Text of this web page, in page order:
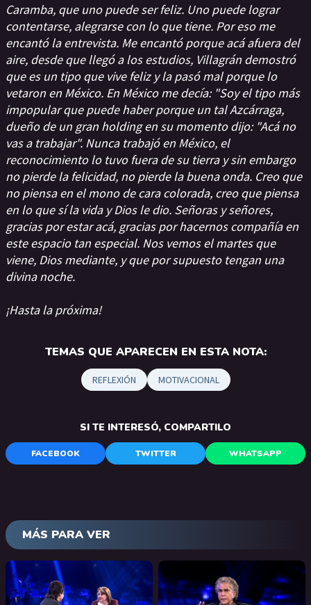
Caramba, que uno puede ser feliz. Uno puede lograr
contentarse, alegrarse con lo que tiene. Por eso me
encantó la entrevista. Me encantó porque acá afuera del
aire, desde que llegó a los estudios, Villagrán demostró
que es un tipo que vive feliz y la pasó mal porque lo
vetaron en México. En México me decía: "Soy el tipo más
impopular que puede haber porque un tal Azcárraga,
dueño de un gran holding en su momento dijo: "Acá no
vas a trabajar". Nunca trabajó en México, el
reconocimiento lo tuvo fuera de su tierra y sin embargo
no pierde la felicidad, no pierde la buena onda. Creo que
no piensa en el mono de cara colorada, creo que piensa
en lo que sí la vida y Dios le dio. Señoras y señores,
gracias por estar acá, gracias por hacernos compañía en
este espacio tan especial. Nos vemos el martes que
viene, Dios mediante, y que por supuesto tengan una
divina noche.
¡Hasta la próxima!
TEMAS QUE APARECEN EN ESTA NOTA:
REFLEXIÓN MOTIVACIONAL
SI TE INTERESÓ, COMPARTILO
FACEBOOK TWITTER WHATSAPP
MÁS PARA VER